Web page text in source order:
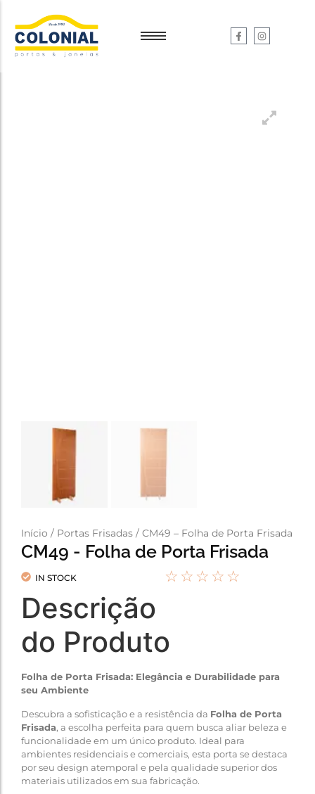
Início / Portas Frisadas / CM49 – Folha de Porta Frisada
CM49 - Folha de Porta Frisada
IN STOCK ☆ ☆ ☆ ☆ ☆
Descrição
do Produto
Folha de Porta Frisada: Elegância e Durabilidade para
seu Ambiente
Descubra a sofisticação e a resistência da Folha de Porta
Frisada, a escolha perfeita para quem busca aliar beleza e
funcionalidade em um único produto. Ideal para
ambientes residenciais e comerciais, esta porta se destaca
por seu design atemporal e pela qualidade superior dos
materiais utilizados em sua fabricação.